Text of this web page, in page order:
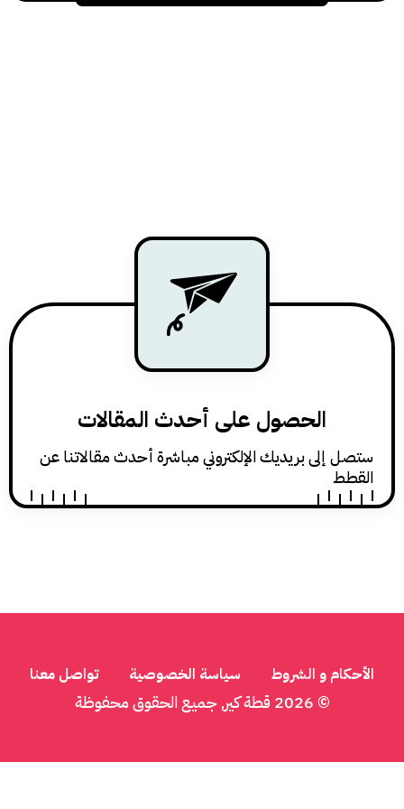
الحصول على أحدث المقالات
بريديك الإلكتروني مباشرة أحدث مقالاتنا عن
و الشروط سياسة الخصوصية تواصل معنا
قطة كير, جميع الحقوق محفوظة